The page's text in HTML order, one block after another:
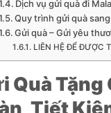
Dịch vụ gửi quà đi
Quy trình gửi quà
Gửi quà – Gửi yêu
LIÊN HỆ ĐỂ ĐƯỢC
Quà Tặng